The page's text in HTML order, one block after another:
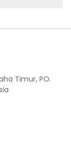
Timur, PO.